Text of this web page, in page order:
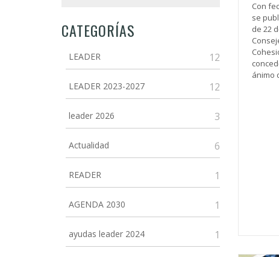
CATEGORÍAS
LEADER 12
LEADER 2023-2027 12
leader 2026 3
Actualidad 6
READER 1
AGENDA 2030 1
ayudas leader 2024 1
Con
se
de 22
ánimo